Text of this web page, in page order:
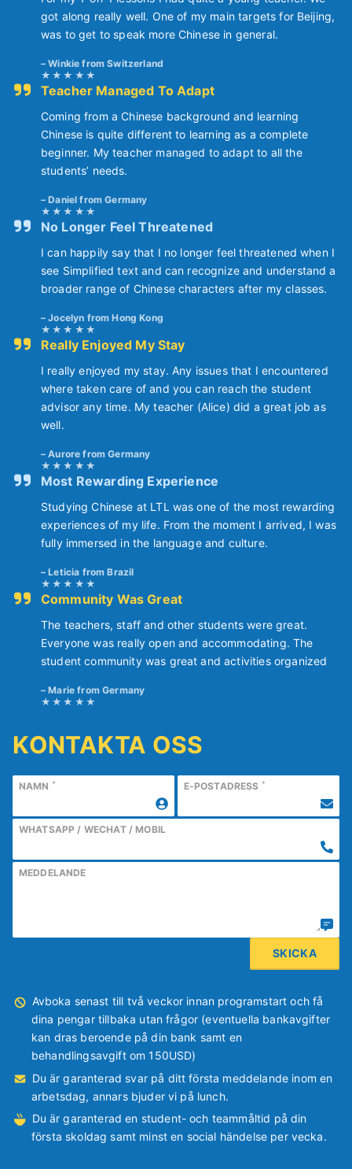
got along really well. One of my main targets for Beijing,
was to get to speak more Chinese in general.
Winkie from Switzerland
Teacher Managed To Adapt
Coming from a Chinese background and learning
Chinese is quite different to learning as a complete
beginner. My teacher managed to adapt to all the
students’ needs.
Daniel from Germany
No Longer Feel Threatened
I can happily say that I no longer feel threatened when I
see Simplified text and can recognize and understand a
broader range of Chinese characters after my classes.
Jocelyn from Hong Kong
Really Enjoyed My Stay
I really enjoyed my stay. Any issues that I encountered
where taken care of and you can reach the student
advisor any time. My teacher (Alice) did a great job as
well.
Aurore from Germany
Most Rewarding Experience
Studying Chinese at LTL was one of the most rewarding
experiences of my life. From the moment I arrived, I was
fully immersed in the language and culture.
Leticia from Brazil
Community Was Great
The teachers, staff and other students were great.
Everyone was really open and accommodating. The
student community was great and activities organized
Marie from Germany
KONTAKTA OSS
NAMN * E-POSTADRESS *
WHATSAPP / WECHAT / MOBIL
MEDDELANDE
Avboka senast till två veckor innan programstart och få
dina pengar tillbaka utan frågor (eventuella bankavgifter
kan dras beroende på din bank samt en
behandlingsavgift om 150USD)
Du är garanterad svar på ditt första meddelande inom en
arbetsdag, annars bjuder vi på lunch.
Du är garanterad en student- och teammåltid på din
första skoldag samt minst en social händelse per vecka.